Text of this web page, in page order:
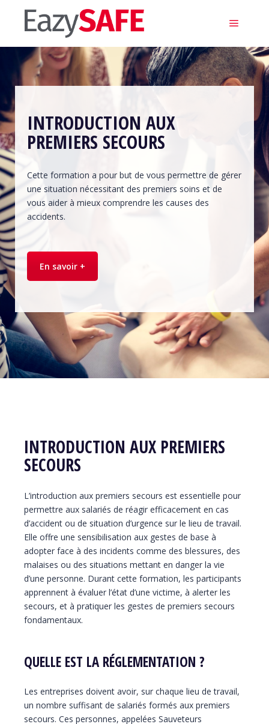
INTRODUCTION AUX
PREMIERS SECOURS
Cette formation a pour but de vous permettre de gérer
une situation nécessitant des premiers soins et de
vous aider à mieux comprendre les causes des
accidents.
En savoir +
INTRODUCTION AUX PREMIERS
SECOURS
L’introduction aux premiers secours est essentielle pour
permettre aux salariés de réagir efficacement en cas
d’accident ou de situation d’urgence sur le lieu de travail.
Elle offre une sensibilisation aux gestes de base à
adopter face à des incidents comme des blessures, des
malaises ou des situations mettant en danger la vie
d’une personne. Durant cette formation, les participants
apprennent à évaluer l’état d’une victime, à alerter les
secours, et à pratiquer les gestes de premiers secours
fondamentaux.
QUELLE EST LA RÉGLEMENTATION ?
Les entreprises doivent avoir, sur chaque lieu de travail,
un nombre suffisant de salariés formés aux premiers
secours. Ces personnes, appelées Sauveteurs